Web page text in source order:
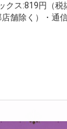
ス:819円（
舗除く）・通